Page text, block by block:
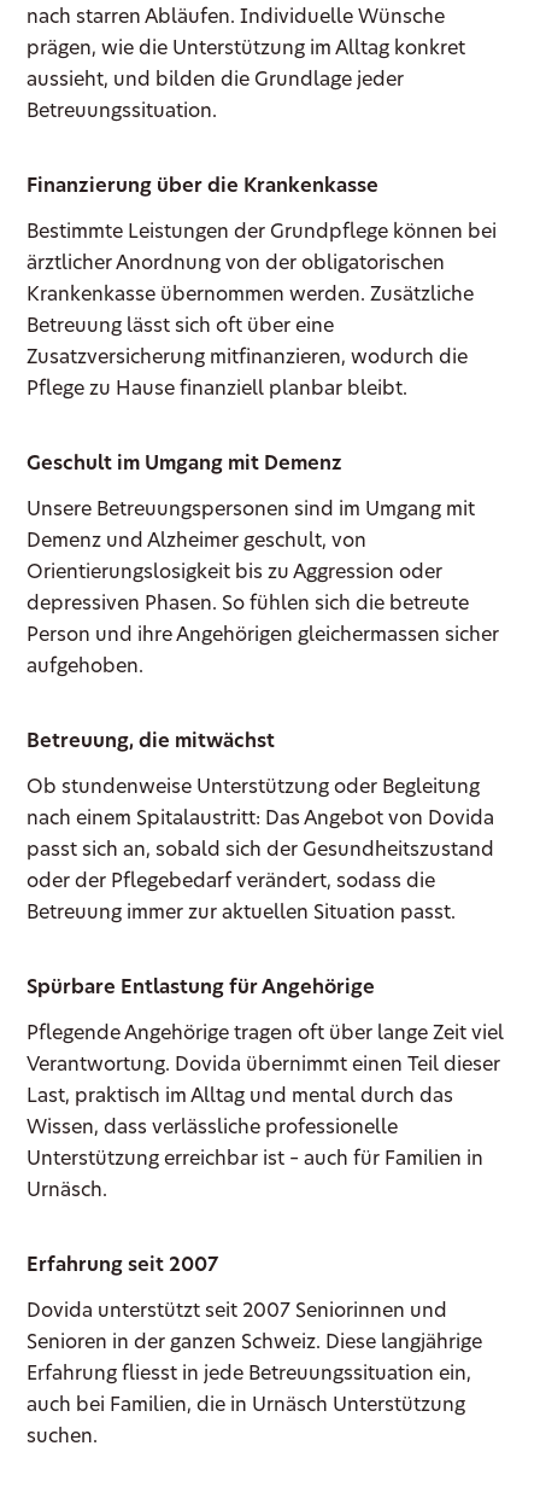
nach starren Abläufen. Individuelle Wünsche
prägen, wie die Unterstützung im Alltag konkret
aussieht, und bilden die Grundlage jeder
Betreuungssituation.
Finanzierung über die Krankenkasse
Bestimmte Leistungen der Grundpflege können bei
ärztlicher Anordnung von der obligatorischen
Krankenkasse übernommen werden. Zusätzliche
Betreuung lässt sich oft über eine
Zusatzversicherung mitfinanzieren, wodurch die
Pflege zu Hause finanziell planbar bleibt.
Geschult im Umgang mit Demenz
Unsere Betreuungspersonen sind im Umgang mit
Demenz und Alzheimer geschult, von
Orientierungslosigkeit bis zu Aggression oder
depressiven Phasen. So fühlen sich die betreute
Person und ihre Angehörigen gleichermassen sicher
aufgehoben.
Betreuung, die mitwächst
Ob stundenweise Unterstützung oder Begleitung
nach einem Spitalaustritt: Das Angebot von Dovida
passt sich an, sobald sich der Gesundheitszustand
oder der Pflegebedarf verändert, sodass die
Betreuung immer zur aktuellen Situation passt.
Spürbare Entlastung für Angehörige
Pflegende Angehörige tragen oft über lange Zeit viel
Verantwortung. Dovida übernimmt einen Teil dieser
Last, praktisch im Alltag und mental durch das
Wissen, dass verlässliche professionelle
Unterstützung erreichbar ist – auch für Familien in
Urnäsch.
Erfahrung seit 2007
Dovida unterstützt seit 2007 Seniorinnen und
Senioren in der ganzen Schweiz. Diese langjährige
Erfahrung fliesst in jede Betreuungssituation ein,
auch bei Familien, die in Urnäsch Unterstützung
suchen.